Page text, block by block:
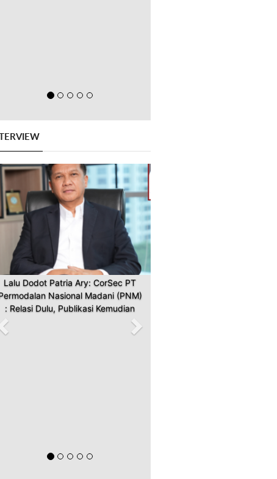
Lalu Dodot Patria Ary: CorSec PT
Nasional Madani (PNM)
: Relasi Dulu, Publikasi Kemudian
Previous Next